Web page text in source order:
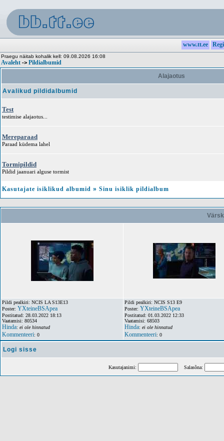
www.tt.ee
Praegu näitab kohalik kell: 09.08.2026 16:08
Avaleht -> Pildialbumid
Alajaotus
Avalikud pildidalbumid
Test
testimise alajaotus...
Mereparaad
Paraad küdema lahel
Tormipildid
Pildid jaanuari alguse tormist
Kasutajate isiklikud albumid » Sinu isiklik pildialbum
Pildi pealkiri: NCIS LA S13E13
Poster: YXteineBSApea
Postitatud: 28.03.2022 18:13
Vaatamisi: 80534
Hinda: ei ole hinnatud
Kommenteeri: 0
Pildi pealkiri: NCIS S13 E9
Poster: YXteineBSApea
Postitatud: 01.03.2022 12:33
Vaatamisi: 68503
Hinda: ei ole hinnatud
Kommenteeri: 0
Logi sisse
Kasutajanimi: Salasõna: